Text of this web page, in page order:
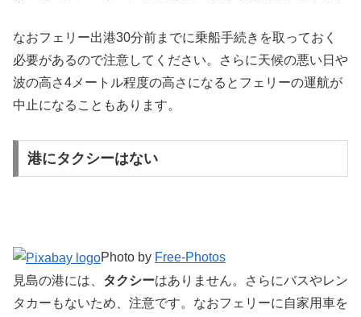
なおフェリー出港30分前までに乗船手続きを取っておく
必要があるので注意してください。さらに天候の悪い日や
波の高さ4メートル程度の高さになるとフェリーの運航が
中止になることもあります。
港にタクシーはない
Photo by Free-Photos
見島の港には、 タクシーはありません。さらにバスやレン
タカーもないため、注意です。なおフェリーに自家用車を